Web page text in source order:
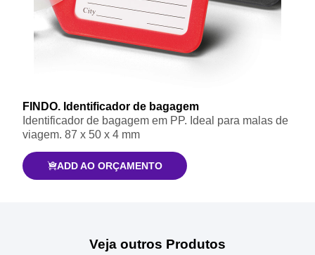
FINDO. Identificador de bagagem
Identificador de bagagem em PP. Ideal para malas de
viagem. 87 x 50 x 4 mm
ADD AO ORÇAMENTO
Veja outros Produtos